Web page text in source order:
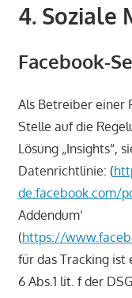
4. Soziale
Facebook-
Als Betreiber einer
Stelle auf die
Lösung „Insights“,
Datenrichtlinie: (
de.facebook.com/
Addendum‘
(https://
für das Tracking ist
6 Abs.1 lit. f der